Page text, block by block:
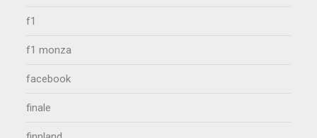
f1
f1 monza
facebook
finale